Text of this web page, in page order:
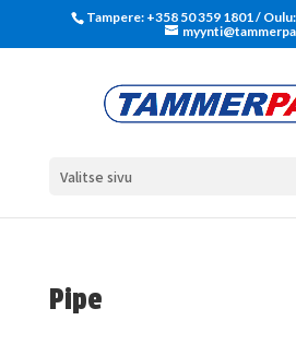
Tampere: +358 50 359 1801‬ /
Valitse sivu
Pipe